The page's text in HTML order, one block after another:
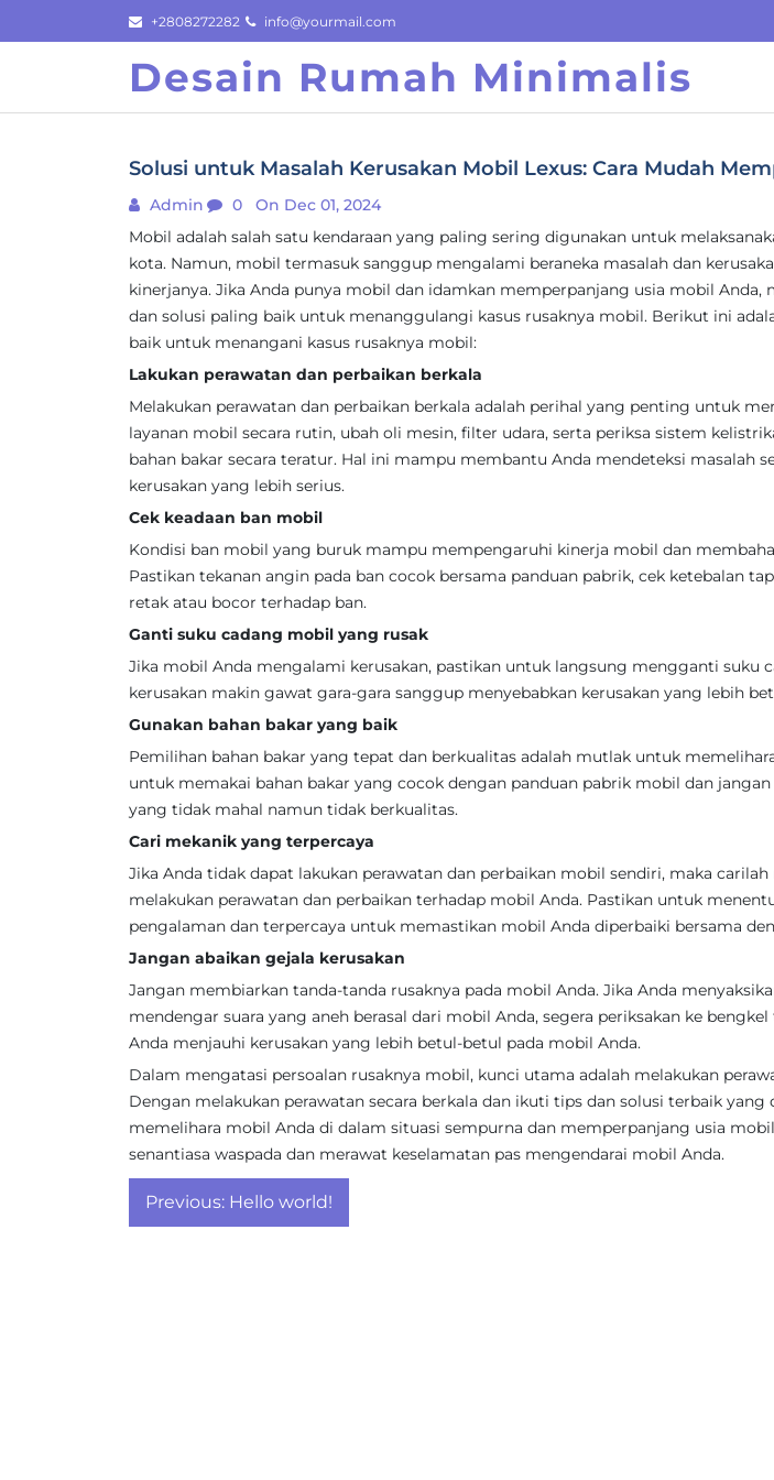
to
+2808272282 info@yourmail.com
Desain Rumah Minimalis
Solusi untuk Masalah Kerusakan Mobil Lexus: Cara Mudah
Admin 0
On Dec 01, 2024
Mobil adalah salah satu kendaraan yang paling sering digunakan untuk
kota. Namun, mobil termasuk sanggup mengalami beraneka masalah dan
kinerjanya. Jika Anda punya mobil dan idamkan memperpanjang usia mobil
dan solusi paling baik untuk menanggulangi kasus rusaknya mobil. Berikut ini
baik untuk menangani kasus rusaknya mobil:
Lakukan perawatan dan perbaikan berkala
Melakukan perawatan dan perbaikan berkala adalah perihal yang penting untuk
layanan mobil secara rutin, ubah oli mesin, filter udara, serta periksa sistem
bahan bakar secara teratur. Hal ini mampu membantu Anda mendeteksi masalah
kerusakan yang lebih serius.
Cek keadaan ban mobil
Kondisi ban mobil yang buruk mampu mempengaruhi kinerja mobil dan
Pastikan tekanan angin pada ban cocok bersama panduan pabrik, cek ketebalan
retak atau bocor terhadap ban.
Ganti suku cadang mobil yang rusak
Jika mobil Anda mengalami kerusakan, pastikan untuk langsung mengganti suku
kerusakan makin gawat gara-gara sanggup menyebabkan kerusakan yang lebih
Gunakan bahan bakar yang baik
Pemilihan bahan bakar yang tepat dan berkualitas adalah mutlak untuk
untuk memakai bahan bakar yang cocok dengan panduan pabrik mobil dan
yang tidak mahal namun tidak berkualitas.
Cari mekanik yang terpercaya
Jika Anda tidak dapat lakukan perawatan dan perbaikan mobil sendiri, maka
melakukan perawatan dan perbaikan terhadap mobil Anda. Pastikan untuk
pengalaman dan terpercaya untuk memastikan mobil Anda diperbaiki bersama
Jangan abaikan gejala kerusakan
Jangan membiarkan tanda-tanda rusaknya pada mobil Anda. Jika Anda
mendengar suara yang aneh berasal dari mobil Anda, segera periksakan ke
Anda menjauhi kerusakan yang lebih betul-betul pada mobil Anda.
Dalam mengatasi persoalan rusaknya mobil, kunci utama adalah melakukan
Dengan melakukan perawatan secara berkala dan ikuti tips dan solusi terbaik
memelihara mobil Anda di dalam situasi sempurna dan memperpanjang usia
senantiasa waspada dan merawat keselamatan pas mengendarai mobil Anda.
Post
navigation
Previous: Hello world!